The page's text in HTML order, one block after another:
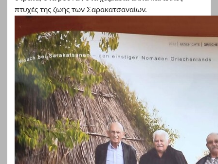
πτυχές της ζωής των Σαρακατσαναίων.